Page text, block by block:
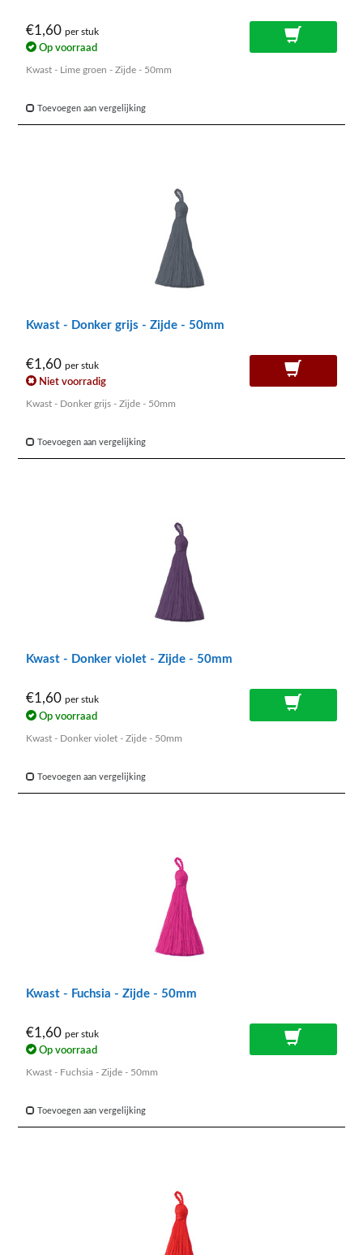
€1,60 per stuk
Op voorraad
Kwast - Lime groen - Zijde - 50mm
Toevoegen aan vergelijking
Kwast - Donker grijs - Zijde - 50mm
€1,60 per stuk
Niet voorradig
Kwast - Donker grijs - Zijde - 50mm
Toevoegen aan vergelijking
Kwast - Donker violet - Zijde - 50mm
€1,60 per stuk
Op voorraad
Kwast - Donker violet - Zijde - 50mm
Toevoegen aan vergelijking
Kwast - Fuchsia - Zijde - 50mm
€1,60 per stuk
Op voorraad
Kwast - Fuchsia - Zijde - 50mm
Toevoegen aan vergelijking